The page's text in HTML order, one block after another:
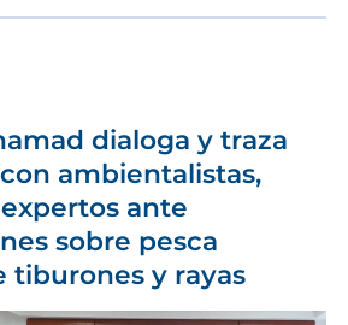
dialoga y traza
ambientalistas,
ante
sobre pesca
tiburones y rayas